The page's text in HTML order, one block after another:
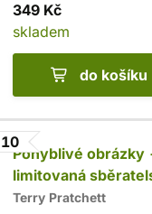
349 Kč
skladem
do košíku
10
Pohyblivé obrázky
limitovaná
edice
Terry Pratchett